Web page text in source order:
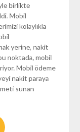
birlikte
Mobil
kolaylıkla
yerine, nakit
noktada, mobil
Mobil ödeme
nakit paraya
sunan